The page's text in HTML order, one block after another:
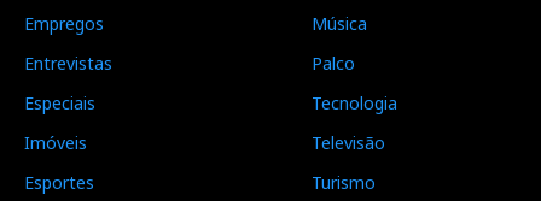
Empregos
Entrevistas
Especiais
Imóveis
Esportes
Música
Palco
Tecnologia
Televisão
Turismo